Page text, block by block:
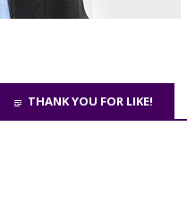
THANK YOU FOR LIKE!